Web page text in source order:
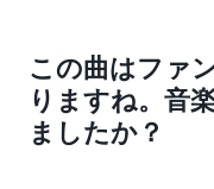
この曲はファ
りますね。音
ましたか？